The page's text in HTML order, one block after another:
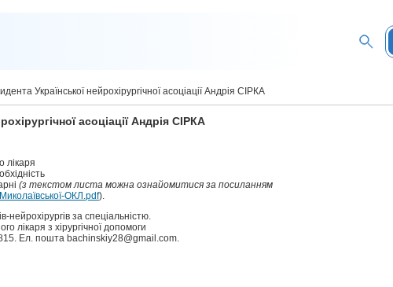
Української нейрохірургічної асоціації Андрія СІРКА
асоціації Андрія СІРКА
лікаря
(з текстом листа можна ознайомитися за посиланням
ОКЛ.pdf).
за спеціальністю.
лікаря з хірургічної допомоги
Ел. пошта bachinskiy28@gmail.com.